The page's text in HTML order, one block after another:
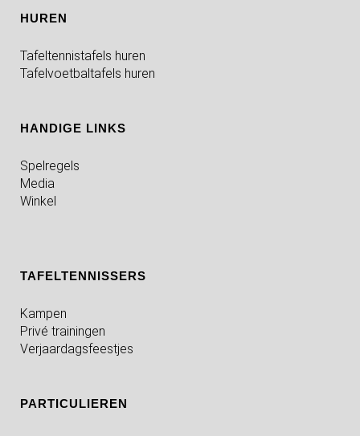
HUREN
Tafeltennistafels huren
Tafelvoetbaltafels huren
HANDIGE LINKS
Spelregels
Media
Winkel
TAFELTENNISSERS
Kampen
Privé trainingen
Verjaardagsfeestjes
PARTICULIEREN